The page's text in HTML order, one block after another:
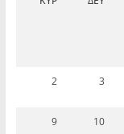
2 3
9 10